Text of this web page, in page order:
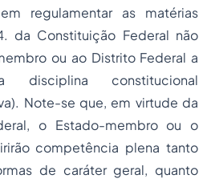
regulamentar as matérias
da Constituição Federal não
ou ao Distrito Federal a
disciplina constitucional
). Note-se que, em virtude da
o Estado-membro ou o
competência plenatanto
de caráter geral, quanto